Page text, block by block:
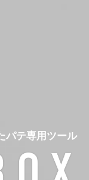
パテ専用ツール